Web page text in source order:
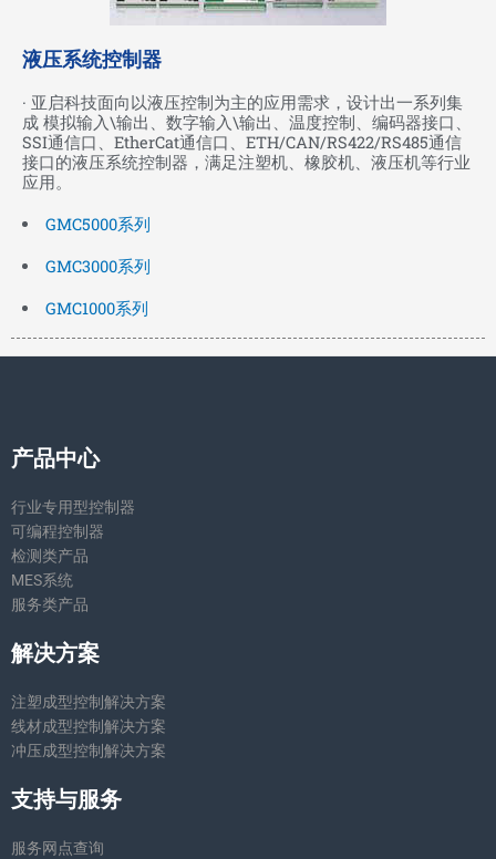
液压系统控制器
· 亚启科技面向以液压控制为主的应用需求，设计出一系列集
成 模拟输入\输出、数字输入\输出、温度控制、编码器接口、
SSI通信口、EtherCat通信口、ETH/CAN/RS422/RS485通信
接口的液压系统控制器，满足注塑机、橡胶机、液压机等行业
应用。
GMC5000系列
GMC3000系列
GMC1000系列
产品中心
行业专用型控制器
可编程控制器
检测类产品
MES系统
服务类产品
解决方案
注塑成型控制解决方案
线材成型控制解决方案
冲压成型控制解决方案
支持与服务
服务网点查询